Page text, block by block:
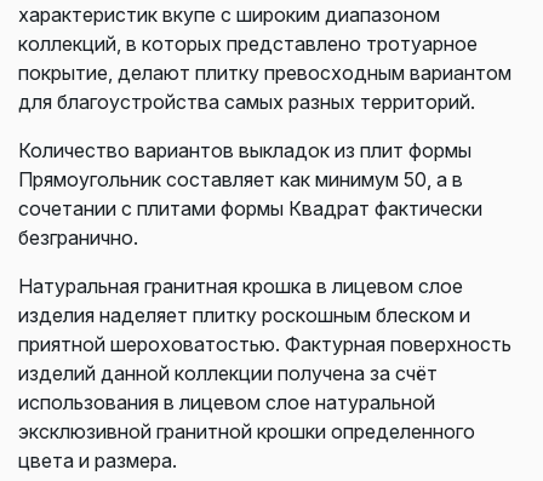
характеристик вкупе с широким диапазоном
коллекций, в которых представлено тротуарное
покрытие, делают плитку превосходным вариантом
для благоустройства самых разных территорий.
Количество вариантов выкладок из плит формы
Прямоугольник составляет как минимум 50, а в
сочетании с плитами формы Квадрат фактически
безгранично.
Натуральная гранитная крошка в лицевом слое
изделия наделяет плитку роскошным блеском и
приятной шероховатостью. Фактурная поверхность
изделий данной коллекции получена за счёт
использования в лицевом слое натуральной
эксклюзивной гранитной крошки определенного
цвета и размера.